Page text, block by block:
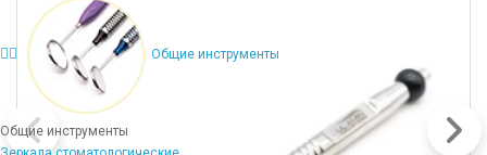
Общие инструменты
Общие инструменты